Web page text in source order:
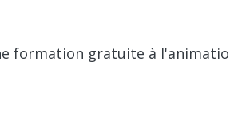
formation gratuite à